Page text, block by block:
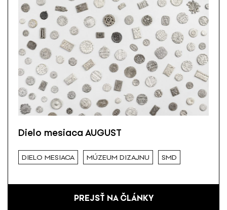
Dielo mesiaca AUGUST
DIELO MESIACA MÚZEUM DIZAJNU SMD
PREJSŤ NA ČLÁNKY